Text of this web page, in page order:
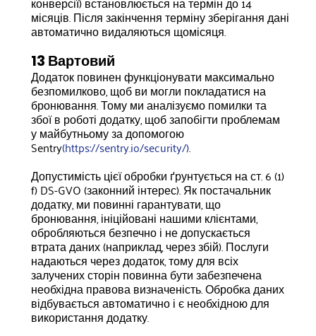
місяців. Після закінчення терміну зберігання дані
автоматично видаляються щомісяця.
13 Вартовий
Додаток повинен функціонувати максимально
безпомилково, щоб ви могли покладатися на
бронювання. Тому ми аналізуємо помилки та
збої в роботі додатку, щоб запобігти проблемам
у майбутньому за допомогою
Sentry(https://sentry.io/security/).
Допустимість цієї обробки ґрунтується на ст. 6 (1)
f) DS-GVO (законний інтерес). Як постачальник
додатку, ми повинні гарантувати, що
бронювання, ініційовані нашими клієнтами,
обробляються безпечно і не допускається
втрата даних (наприклад, через збій). Послуги
надаються через додаток, тому для всіх
залучених сторін повинна бути забезпечена
необхідна правова визначеність. Обробка даних
відбувається автоматично і є необхідною для
використання додатку.